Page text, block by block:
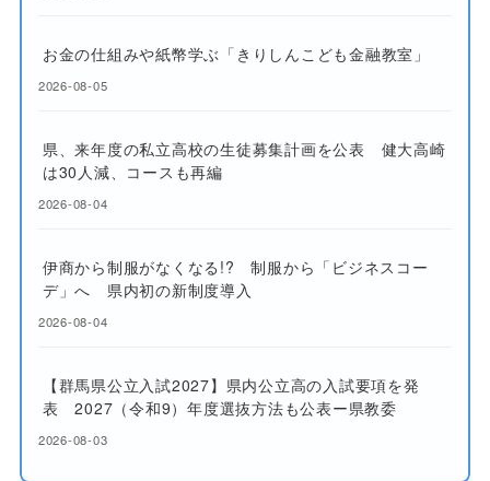
お金の仕組みや紙幣学ぶ「きりしんこども金融教室」
2026-08-05
県、来年度の私立高校の生徒募集計画を公表 健大高崎
は30人減、コースも再編
2026-08-04
伊商から制服がなくなる!? 制服から「ビジネスコー
デ」へ 県内初の新制度導入
2026-08-04
【群馬県公立入試2027】県内公立高の入試要項を発
表 2027（令和9）年度選抜方法も公表ー県教委
2026-08-03